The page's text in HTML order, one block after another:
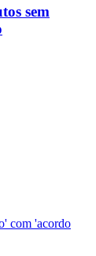
sem
com 'acordo